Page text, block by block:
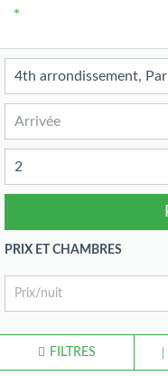
2
PRIX ET CHAMBRES
Prix/nuit
FILTRES